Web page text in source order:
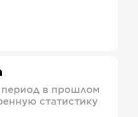
в прошлом
статистику